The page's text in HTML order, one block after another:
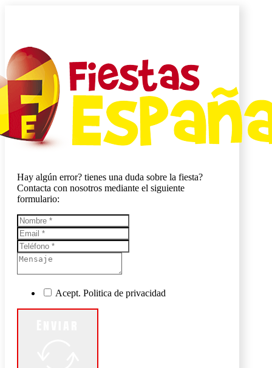
Hay algún error? tienes una duda sobre la fiesta?
Contacta con nosotros mediante el siguiente
formulario:
Acept. Politica de privacidad